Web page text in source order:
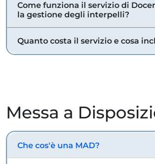
Come funziona il servizio di
la gestione degli interpelli?
Quanto costa il servizio e cosa
Messa a
Che cos'è una MAD?